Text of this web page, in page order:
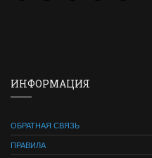
ИНФОРМАЦИЯ
ОБРАТНАЯ СВЯЗЬ
ПРАВИЛА